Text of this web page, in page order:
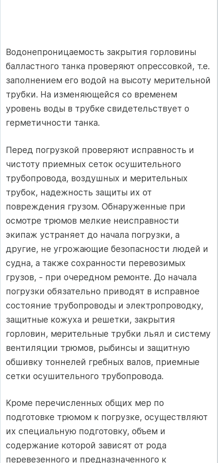
Водонепроницаемость закрытия горловины
балластного танка проверяют опрессовкой, т.е.
заполнением его водой на высоту мерительной
трубки. На изменяющейся со временем
уровень воды в трубке свидетельствует о
герметичности танка.
Перед погрузкой проверяют исправность и
чистоту приемных сеток осушительного
трубопровода, воздушных и мерительных
трубок, надежность защиты их от
повреждения грузом. Обнаруженные при
осмотре трюмов мелкие неисправности
экипаж устраняет до начала погрузки, а
другие, не угрожающие безопасности людей и
судна, а также сохранности перевозимых
грузов, - при очередном ремонте. До начала
погрузки обязательно приводят в исправное
состояние трубопроводы и электропроводку,
защитные кожуха и решетки, закрытия
горловин, мерительные трубки льял и систему
вентиляции трюмов, рыбинсы и защитную
обшивку тоннелей гребных валов, приемные
сетки осушительного трубопровода.
Кроме перечисленных общих мер по
подготовке трюмом к погрузке, осуществляют
их специальную подготовку, объем и
содержание которой зависят от рода
перевезенного и предназначенного к